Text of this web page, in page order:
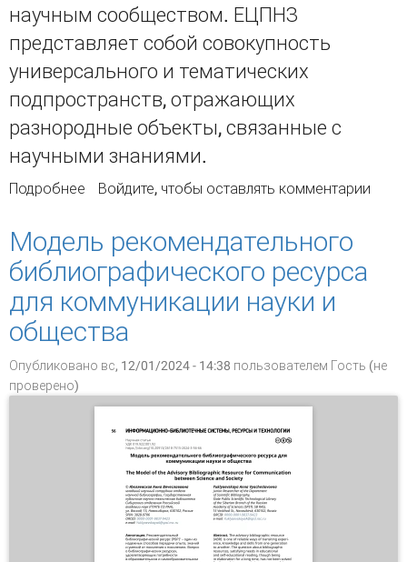
научным сообществом. ЕЦПНЗ
представляет собой совокупность
универсального и тематических
подпространств, отражающих
разнородные объекты, связанные с
научными знаниями.
Подробнее о Библиотековедение как подпространство
Войдите, чтобы оставлять комментарии
Модель рекомендательного
библиографического ресурса
для коммуникации науки и
общества
Опубликовано вс, 12/01/2024 - 14:38 пользователем Гость (не
проверено)